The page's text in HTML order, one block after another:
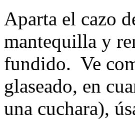
Aparta el cazo
mantequilla y
fundido. Ve
glaseado, en
una cuchara),